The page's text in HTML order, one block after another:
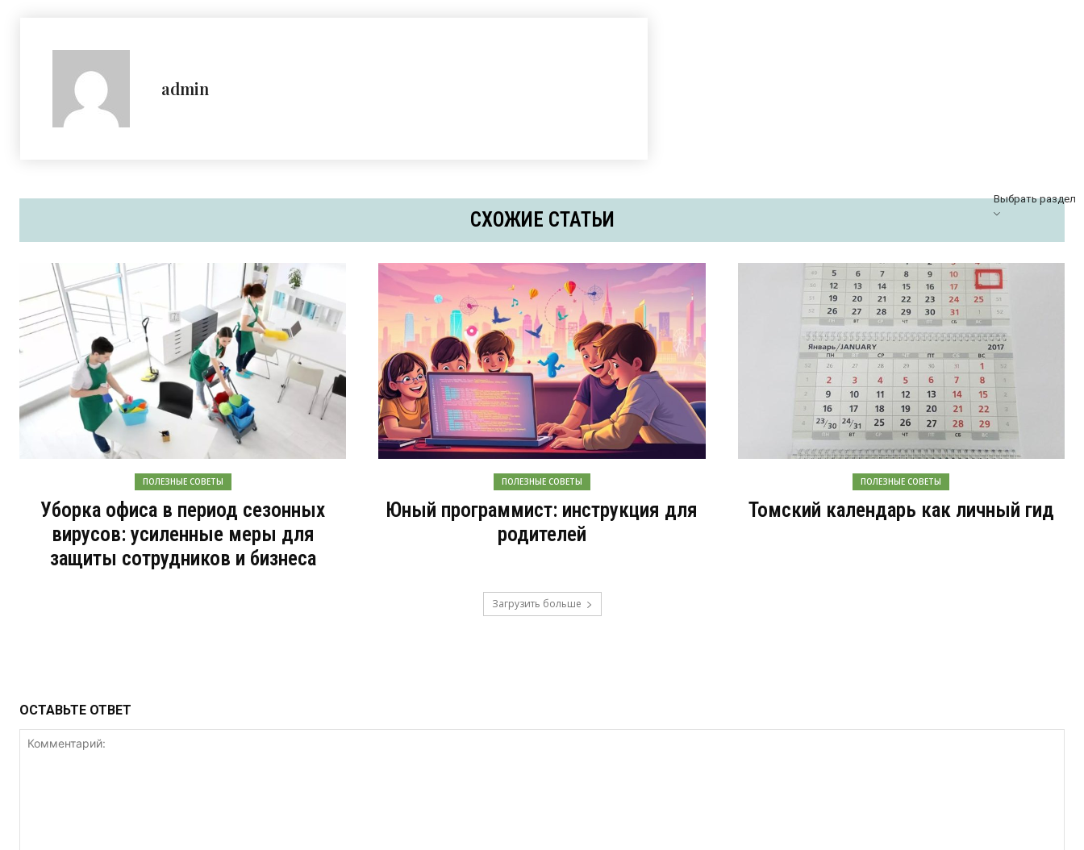
admin
СХОЖИЕ СТАТЬИ
Выбрать раздел
ПОЛЕЗНЫЕ СОВЕТЫ
Уборка офиса в период сезонных
вирусов: усиленные меры для
защиты сотрудников и бизнеса
ПОЛЕЗНЫЕ СОВЕТЫ
Юный программист: инструкция для
родителей
ПОЛЕЗНЫЕ СОВЕТЫ
Томский календарь как личный гид
Загрузить больше
ОСТАВЬТЕ ОТВЕТ